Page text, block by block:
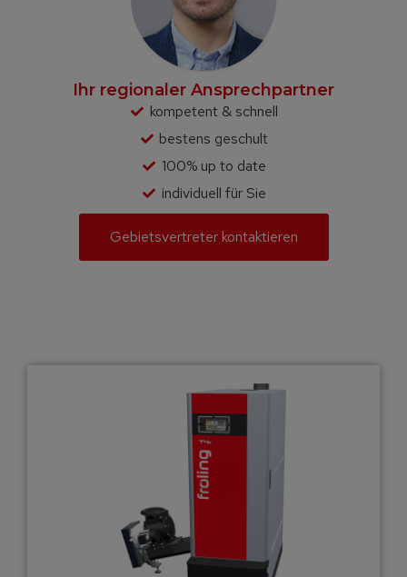
Ihr regionaler Ansprechpartner
kompetent & schnell
bestens geschult
100% up to date
individuell für Sie
Gebietsvertreter kontaktieren